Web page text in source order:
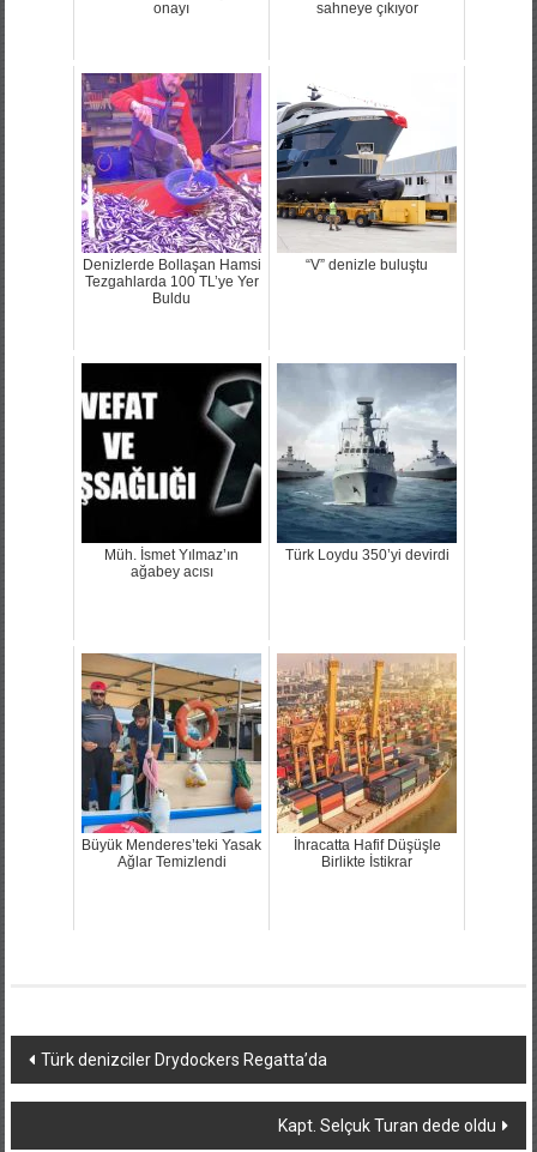
onayı
sahneye çıkıyor
Denizlerde Bollaşan Hamsi
Tezgahlarda 100 TL’ye Yer
Buldu
“V” denizle buluştu
Müh. İsmet Yılmaz’ın
ağabey acısı
Türk Loydu 350’yi devirdi
Büyük Menderes’teki Yasak
Ağlar Temizlendi
İhracatta Hafif Düşüşle
Birlikte İstikrar
Yazı
dolaşımı
Türk denizciler Drydockers Regatta’da
Kapt. Selçuk Turan dede oldu